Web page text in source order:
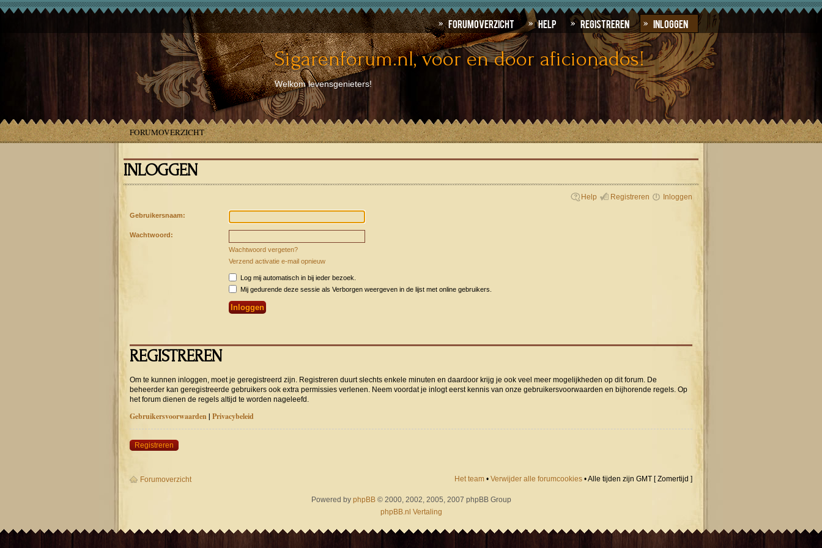
Forumoverzicht Help Registreren Inloggen
Sigarenforum.nl, voor en door aficionados!
Welkom levensgenieters!
FORUMOVERZICHT
INLOGGEN
Help Registreren Inloggen
Gebruikersnaam:
Wachtwoord:
Wachtwoord vergeten?
Verzend activatie e-mail opnieuw
Log mij automatisch in bij ieder bezoek.
Mij gedurende deze sessie als Verborgen weergeven in de lijst met online gebruikers.
REGISTREREN
Om te kunnen inloggen, moet je geregistreerd zijn. Registreren duurt slechts enkele minuten en daardoor krijg je ook veel meer mogelijkheden op dit forum. De
beheerder kan geregistreerde gebruikers ook extra permissies verlenen. Neem voordat je inlogt eerst kennis van onze gebruikersvoorwaarden en bijhorende regels. Op
het forum dienen de regels altijd te worden nageleefd.
Gebruikersvoorwaarden| Privacybeleid
Registreren
Forumoverzicht Het team • Verwijder alle forumcookies • Alle tijden zijn GMT [ Zomertijd ]
Powered by phpBB© 2000, 2002, 2005, 2007 phpBB Group
phpBB.nl Vertaling